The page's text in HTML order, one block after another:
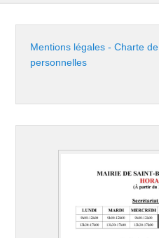
Mentions légales - Charte
personnelles